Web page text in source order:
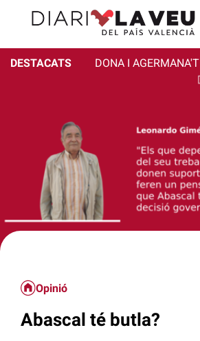
DESTACATS DONA I AGERMANA'T
Opinió
Abascal té butla?